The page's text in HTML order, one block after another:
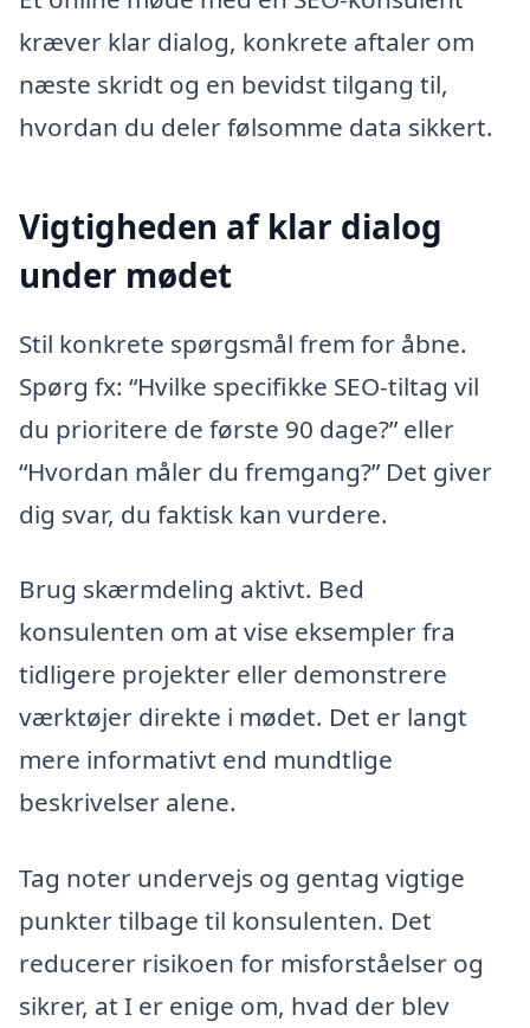
kræver klar dialog, konkrete aftaler om
næste skridt og en bevidst tilgang til,
hvordan du deler følsomme data sikkert.
Vigtigheden af klar dialog
under mødet
Stil konkrete spørgsmål frem for åbne.
Spørg fx: “Hvilke specifikke SEO-tiltag vil
du prioritere de første 90 dage?” eller
“Hvordan måler du fremgang?” Det giver
dig svar, du faktisk kan vurdere.
Brug skærmdeling aktivt. Bed
konsulenten om at vise eksempler fra
tidligere projekter eller demonstrere
værktøjer direkte i mødet. Det er langt
mere informativt end mundtlige
beskrivelser alene.
Tag noter undervejs og gentag vigtige
punkter tilbage til konsulenten. Det
reducerer risikoen for misforståelser og
sikrer, at I er enige om, hvad der blev